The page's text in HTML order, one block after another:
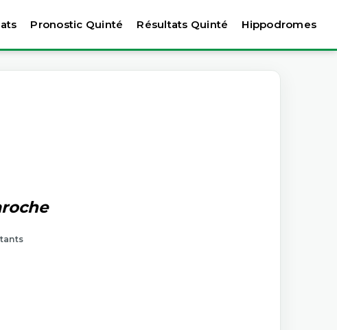
Pronostic Quinté Résultats Quinté Hippodromes